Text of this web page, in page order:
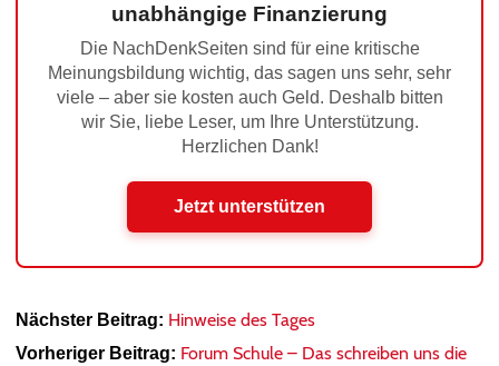
unabhängige Finanzierung
Die NachDenkSeiten sind für eine kritische
Meinungsbildung wichtig, das sagen uns sehr, sehr
viele – aber sie kosten auch Geld. Deshalb bitten
wir Sie, liebe Leser, um Ihre Unterstützung.
Herzlichen Dank!
Jetzt unterstützen
Nächster Beitrag: Hinweise des Tages
Vorheriger Beitrag: Forum Schule – Das schreiben uns die